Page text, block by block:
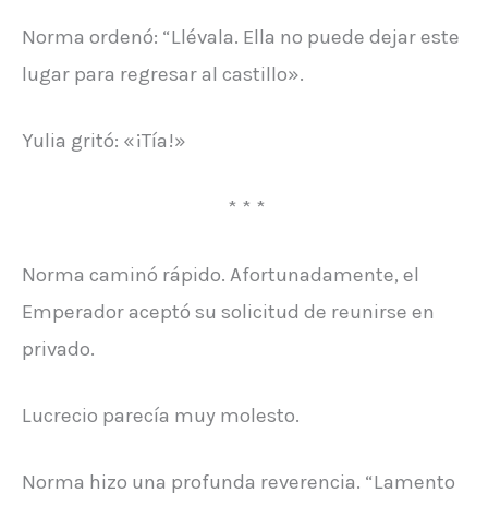
Norma ordenó: “Llévala. Ella no puede dejar este
lugar para regresar al castillo».
Yulia gritó: «¡Tía!»
* * *
Norma caminó rápido. Afortunadamente, el
Emperador aceptó su solicitud de reunirse en
privado.
Lucrecio parecía muy molesto.
Norma hizo una profunda reverencia. “Lamento